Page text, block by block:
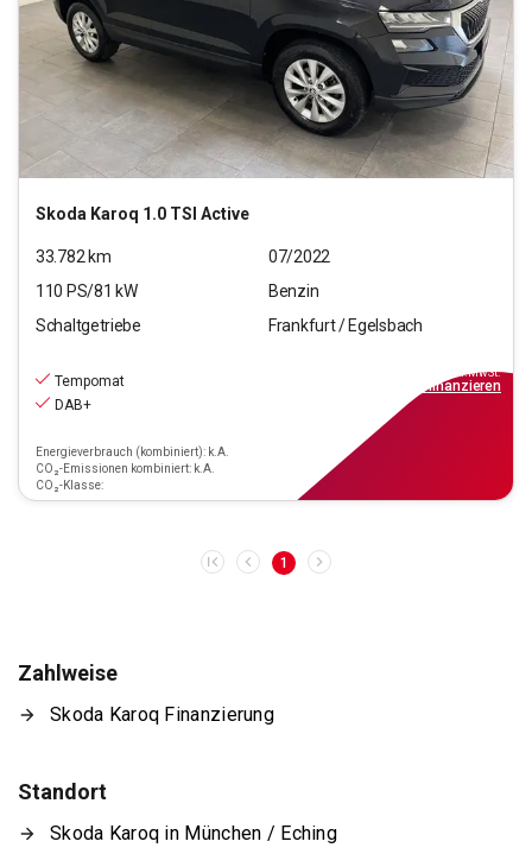
Skoda Karoq 1.0 TSI Active
33.782 km
07/2022
110 PS/81 kW
Benzin
Schaltgetriebe
Frankfurt / Egelsbach
Tempomat
DAB+
Energieverbrauch (kombiniert): k.A.
CO₂-Emissionen kombiniert: k.A.
CO₂-Klasse:
inkl.MwSt.
finanzieren
1
Zahlweise
Skoda Karoq Finanzierung
Standort
Skoda Karoq in München / Eching